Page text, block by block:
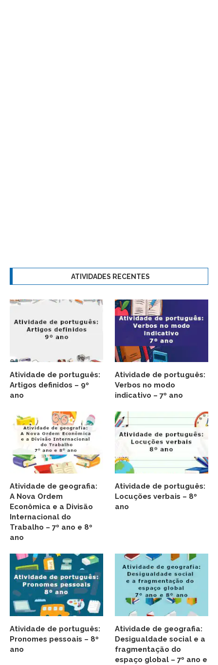
ATIVIDADES RECENTES
Atividade de português:
Artigos definidos – 9º
ano
Atividade de português:
Verbos no modo
indicativo – 7º ano
Atividade de geografia:
A Nova Ordem
Econômica e a Divisão
Internacional do
Trabalho – 7º ano e 8º
ano
Atividade de português:
Locuções verbais – 8º
ano
Atividade de português:
Pronomes pessoais – 8º
ano
Atividade de geografia:
Desigualdade social e a
fragmentação do
espaço global – 7º ano e